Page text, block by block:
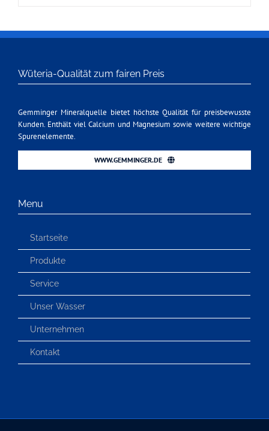
Wüteria-Qualität zum fairen Preis
Gemminger Mineralquelle bietet höchste Qualität für preisbewusste
Kunden. Enthält viel Calcium und Magnesium sowie weitere wichtige
Spurenelemente.
WWW.GEMMINGER.DE
Menu
Startseite
Produkte
Service
Unser Wasser
Unternehmen
Kontakt